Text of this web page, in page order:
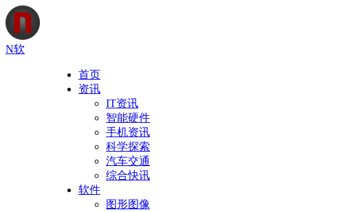
N软
首页
资讯
IT资讯
智能硬件
手机资讯
科学探索
汽车交通
综合快讯
软件
图形图像